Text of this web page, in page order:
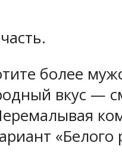
более
вкус —
«Белого